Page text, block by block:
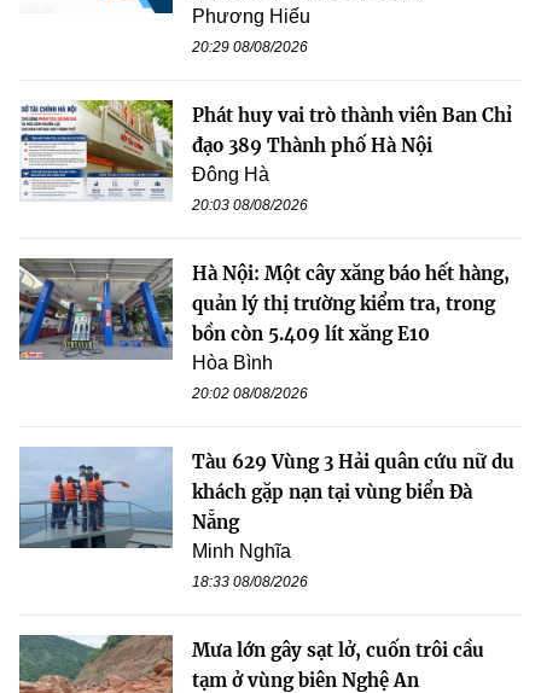
Phương Hiếu
20:29 08/08/2026
Phát huy vai trò thành viên Ban Chỉ
đạo 389 Thành phố Hà Nội
Đông Hà
20:03 08/08/2026
Hà Nội: Một cây xăng báo hết hàng,
quản lý thị trường kiểm tra, trong
bồn còn 5.409 lít xăng E10
Hòa Bình
20:02 08/08/2026
Tàu 629 Vùng 3 Hải quân cứu nữ du
khách gặp nạn tại vùng biển Đà
Nẵng
Minh Nghĩa
18:33 08/08/2026
Mưa lớn gây sạt lở, cuốn trôi cầu
tạm ở vùng biên Nghệ An